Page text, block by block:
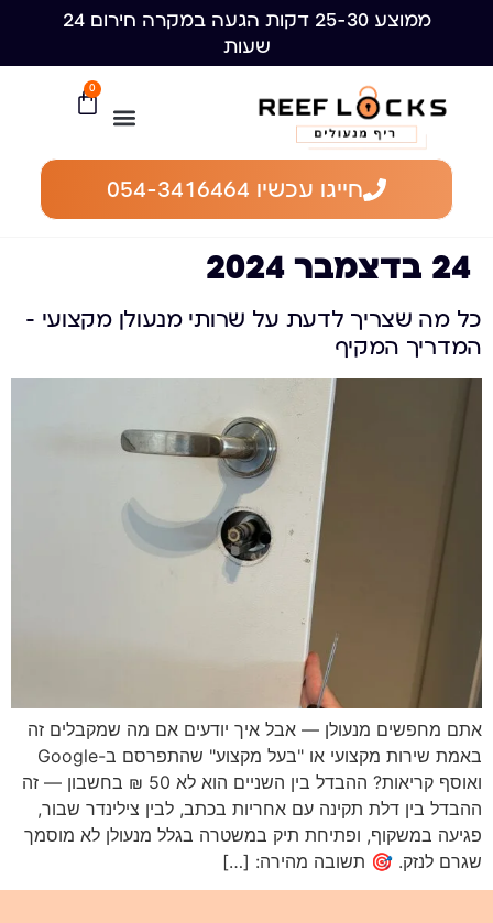
ממוצע 25-30 דקות הגעה במקרה חירום 24
שעות
0
חייגו עכשיו 054-3416464
24 בדצמבר 2024
כל מה שצריך לדעת על שרותי מנעולן מקצועי –
המדריך המקיף
אתם מחפשים מנעולן — אבל איך יודעים אם מה שמקבלים זה
באמת שירות מקצועי או "בעל מקצוע" שהתפרסם ב-Google
ואוסף קריאות? ההבדל בין השניים הוא לא 50 ₪ בחשבון — זה
ההבדל בין דלת תקינה עם אחריות בכתב, לבין צילינדר שבור,
פגיעה במשקוף, ופתיחת תיק במשטרה בגלל מנעולן לא מוסמך
שגרם לנזק. 🎯 תשובה מהירה: […]